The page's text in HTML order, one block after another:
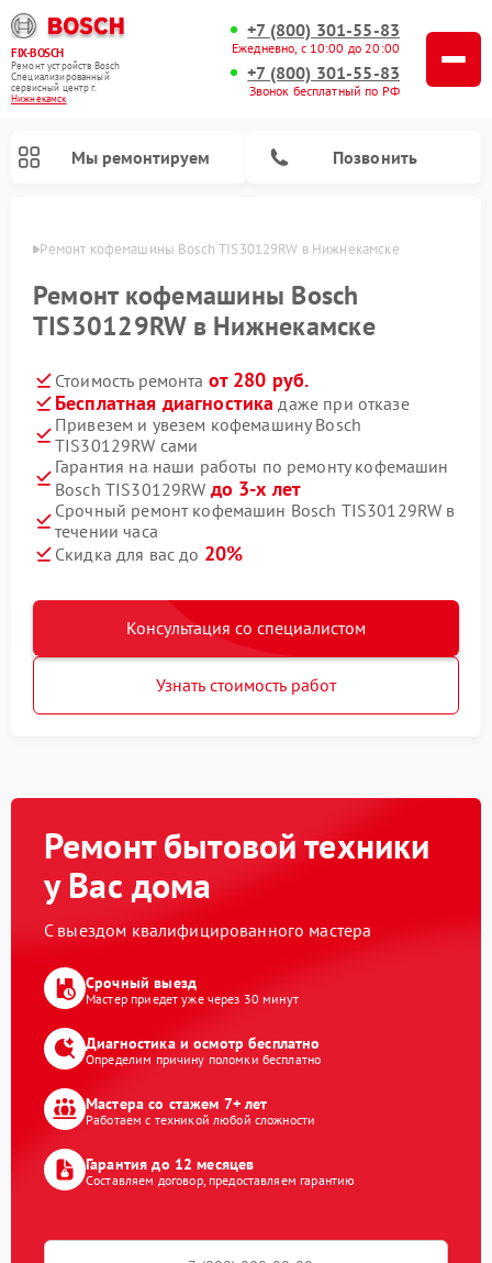
FIX-BOSCH
Ремонт устройств Bosch
Специализированный
cервисный центр г.
Нижнекамск
+7 (800) 301-55-83
Ежедневно, с 10:00 до 20:00
+7 (800) 301-55-83
Звонок бесплатный по РФ
Мы ремонтируем Позвонить
Ремонт кофемашины Bosch TIS30129RW в Нижнекамске
Ремонт кофемашины Bosch
TIS30129RW в Нижнекамске
Стоимость ремонта от 280 руб.
Бесплатная диагностика даже при отказе
Привезем и увезем кофемашину Bosch
TIS30129RW сами
Гарантия на наши работы по ремонту кофемашин
Bosch TIS30129RW до 3-х лет
Срочный ремонт кофемашин Bosch TIS30129RW в
течении часа
Скидка для вас до 20%
Консультация со специалистом
Узнать стоимость работ
Ремонт бытовой техники
у Вас дома
С выездом квалифицированного мастера
Срочный выезд
Мастер приедет уже через 30 минут
Диагностика и осмотр бесплатно
Определим причину поломки бесплатно
Мастера со стажем 7+ лет
Работаем с техникой любой сложности
Гарантия до 12 месяцев
Составляем договор, предоставляем гарантию